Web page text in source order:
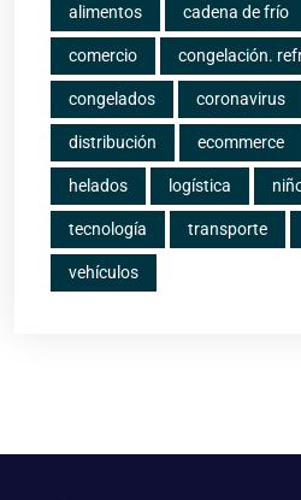
alimentos cadena de frío
comercio congelación.
congelados coronavirus
distribución ecommerce
helados logística
tecnología transporte
vehículos